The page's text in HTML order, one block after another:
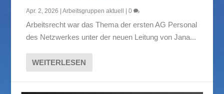
Apr. 2, 2026 |Arbeitsgruppen aktuell |0
Arbeitsrecht war das Thema der ersten AG Personal
des Netzwerkes unter der neuen Leitung von Jana...
WEITERLESEN